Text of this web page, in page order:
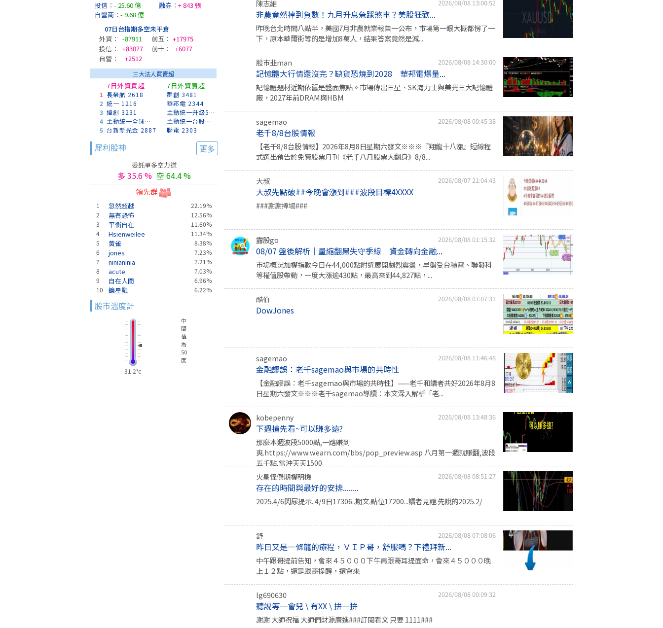
投信 ： - 25.60 億
自營商 ： - 9.68 億
融券 ： + 843 張
07日台指期多空未平倉
外資：
-87911 前五： +17975
投信：
+83077 前十：
+6077
自營：
+2512
三大法人買賣超
1
2
3
4
5
7日外資買超
長榮航 2618
統一 1216
緯創 3231
主動統一全球創新 00988A
台新新光金 2887
7日外資賣超
群創 3481
華邦電 2344
主動統一升級50 00403A
主動統一台股增長 00981A
聯電 2303
犀利股神 更多
委託單多空力道
多 35.6 % 空 64.4 %
領先群
1 忽然超越
22.19%
2
無有恐怖
12.56%
3
平衡自在
11.60%
4
Hsienweilee
11.34%
5
黃雀
8.38%
6
jones
7.23%
7
ninianinia
7.21%
8
acute
7.03%
9
自在人間
6.96%
10
鐮星融 6.22%
股市溫度計
中
間
值
為
50
度
31.2°c
陳志維 2026/08/08 13:00:52
非農竟然掉到負數！九月升息急踩煞車？美股狂歡...
昨晚台北時間八點半，美國7月非農就業報告一公布，市場第一眼大概都愣了一
下，原本華爾街等的是增加8萬人，結果答案竟然是減...
股市韭man 2026/08/08 14:30:00
記憶體大行情還沒完？缺貨恐燒到2028 華邦電爆量...
記憶體題材近期依舊是盤面焦點。市場傳出三星、SK海力士與美光三大記憶體
廠，2027年前DRAM與HBM
sagemao 2026/08/08 00:45:38
老千8/8台股情報
【老千8/8台股情報】2026年8月8日星期六發文※※※『翔龍十八漲』短線程
式選出預告於免費股票月刊《老千八月股票大翻身》8/8...
大叔 2026/08/07 21:04:43
大叔先點破##今晚會漲到###波段目標4XXXX
###謝謝捧場###
露股go 2026/08/08 01:15:32
08/07 盤後解析｜量縮翻黑失守季線 資金轉向金融...
市場概況加權指數今日在44,000點附近展開劇烈震盪，早盤受台積電、聯發科
等權值股帶動，一度大漲逾430點，最高來到44,827點，...
酷伯 2026/08/08 07:07:31
DowJones
sagemao 2026/08/08 11:46:48
金融謬誤：老千sagemao與市場的共時性
【金融謬誤：老千sagemao與市場的共時性】——老千和讀者共好2026年8月8
日星期六發文※※※老千sagemao導讀：本文深入解析「老...
kobepenny 2026/08/08 13:48:36
下週搶先看~可以賺多遠?
那麼本週波段5000點,一路賺到
爽.https://www.wearn.com/bbs/pop_preview.asp 八月第一週就賺翻,波段
五千點,當沖天天1500
火星怪傑期權明機
2026/08/08 08:51:27
存在的時間與最好的安排........
2025.4/6閃尿提示..4/9日17306..期文.點位17200...讀者見證.先說的2025.2/
舒 2026/08/08 07:08:06
昨日又是一條龍的療程，ＶＩＰ哥，舒服嗎？下禮拜新...
中午跟哥提前告知，會來４５０００下午再跟哥耳提面命，會來４５０００晚
上１２點，還是跟哥提醒，還會來
lg690630 2026/08/08 00:09:32
聽說等一會兒 \ 有XX \ 拚一拚
謝謝 大師祝福 大師們財源廣進###訂閱看文 只要 1111###